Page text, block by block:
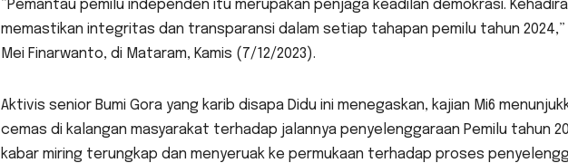
”Pemantau pemilu independen itu merupakan penjaga keadilan demokrasi.
memastikan integritas dan transparansi dalam setiap tahapan pemilu tahun 2024,”
Mei Finarwanto, di Mataram, Kamis (7/12/2023).
Aktivis senior Bumi Gora yang karib disapa Didu ini menegaskan, kajian Mi6
cemas di kalangan masyarakat terhadap jalannya penyelenggaraan Pemilu tahun
kabar miring terungkap dan menyeruak ke permukaan terhadap proses